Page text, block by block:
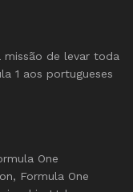
missão de levar toda
1 aos portugueses
One
Formula One